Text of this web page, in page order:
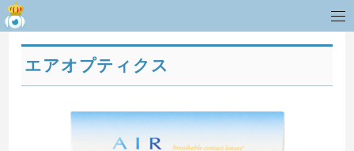
エアオプティクス